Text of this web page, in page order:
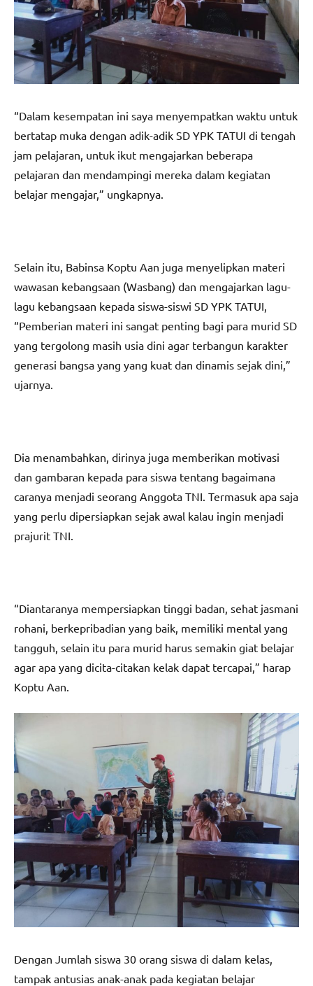
“Dalam kesempatan ini saya menyempatkan waktu untuk
bertatap muka dengan adik-adik SD YPK TATUI di tengah
jam pelajaran, untuk ikut mengajarkan beberapa
pelajaran dan mendampingi mereka dalam kegiatan
belajar mengajar,” ungkapnya.
Selain itu, Babinsa Koptu Aan juga menyelipkan materi
wawasan kebangsaan (Wasbang) dan mengajarkan lagu-
lagu kebangsaan kepada siswa-siswi SD YPK TATUI,
“Pemberian materi ini sangat penting bagi para murid SD
yang tergolong masih usia dini agar terbangun karakter
generasi bangsa yang yang kuat dan dinamis sejak dini,”
ujarnya.
Dia menambahkan, dirinya juga memberikan motivasi
dan gambaran kepada para siswa tentang bagaimana
caranya menjadi seorang Anggota TNI. Termasuk apa saja
yang perlu dipersiapkan sejak awal kalau ingin menjadi
prajurit TNI.
“Diantaranya mempersiapkan tinggi badan, sehat jasmani
rohani, berkepribadian yang baik, memiliki mental yang
tangguh, selain itu para murid harus semakin giat belajar
agar apa yang dicita-citakan kelak dapat tercapai,” harap
Koptu Aan.
Dengan Jumlah siswa 30 orang siswa di dalam kelas,
tampak antusias anak-anak pada kegiatan belajar